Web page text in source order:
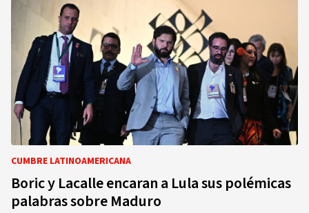
CUMBRE LATINOAMERICANA
Boric y Lacalle encaran a Lula sus polémicas
palabras sobre Maduro